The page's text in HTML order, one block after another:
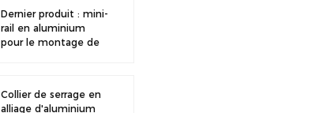
Dernier produit : mini-
rail en aluminium
pour le montage de
Collier de serrage en
alliage d'aluminium